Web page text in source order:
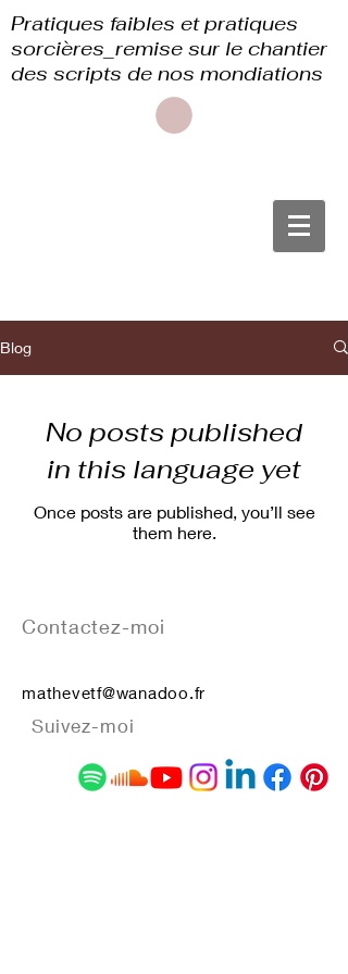
Pratiques faibles et pratiques
sorcières_remise sur le chantier
des scripts de nos mondiations
Blog
No posts published
in this language yet
Once posts are published, you’ll see
them here.
Contactez-moi
mathevetf@wanadoo.fr
Suivez-moi